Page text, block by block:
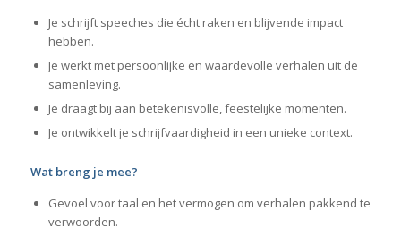
Je schrijft speeches die écht raken en blijvende impact
hebben.
Je werkt met persoonlijke en waardevolle verhalen uit de
samenleving.
Je draagt bij aan betekenisvolle, feestelijke momenten.
Je ontwikkelt je schrijfvaardigheid in een unieke context.
Wat breng je mee?
Gevoel voor taal en het vermogen om verhalen pakkend te
verwoorden.